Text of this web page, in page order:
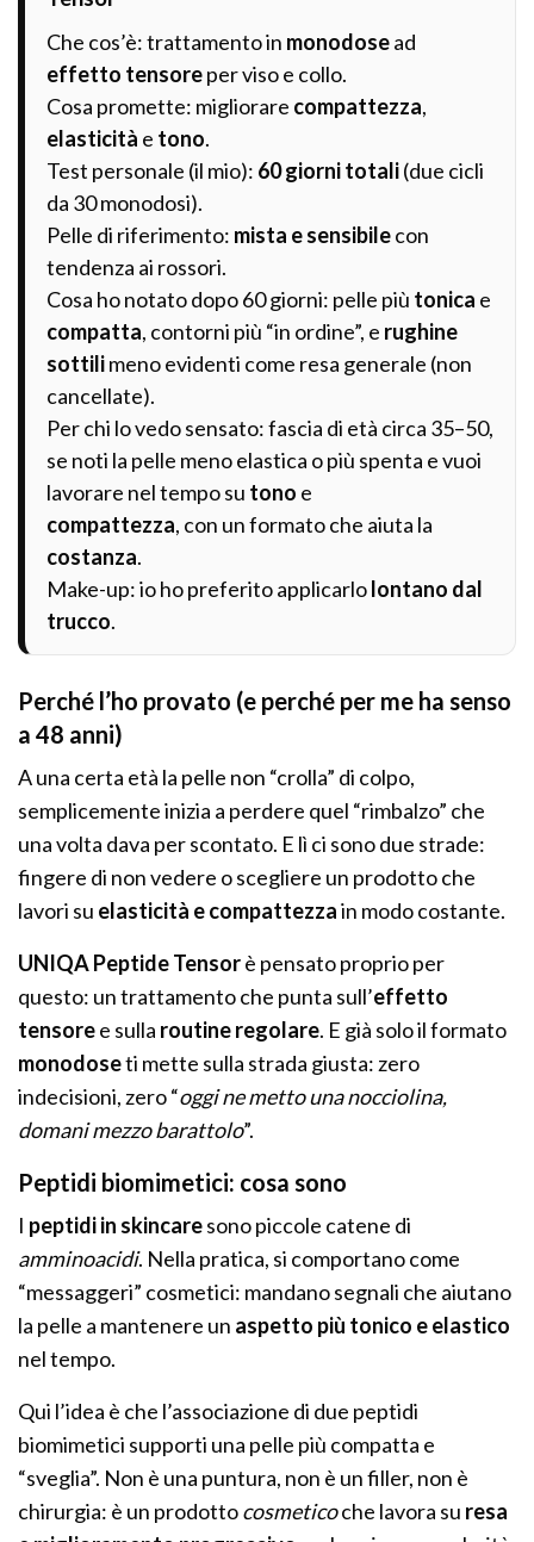
Che cos’è: trattamento in monodosead
effetto tensoreper viso e collo.
Cosa promette: migliorare compattezza,
elasticità e tono.
Test personale (il mio): 60 giorni totali(due cicli
da 30 monodosi).
Pelle di riferimento: mista e sensibilecon
tendenza ai rossori.
Cosa ho notato dopo 60 giorni: pelle più tonica e
compatta, contorni più “in ordine”, e rughine
sottilimeno evidenti come resa generale (non
cancellate).
Per chi lo vedo sensato: fascia di età circa 35–50,
se noti la pelle meno elastica o più spenta e vuoi
lavorare nel tempo su tono e
compattezza, con un formato che aiuta la
costanza.
Make-up: io ho preferito applicarlolontano dal
trucco.
Perché l’ho provato (e perché per me ha senso
a 48 anni)
A una certa età la pelle non “crolla” di colpo,
semplicemente inizia a perdere quel “rimbalzo” che
una volta dava per scontato. E lì ci sono due strade:
fingere di non vedere o scegliere un prodotto che
lavori su elasticità e compattezzain modo costante.
UNIQA Peptide Tensorè pensato proprio per
questo: un trattamento che punta sull’effetto
tensoree sulla routine regolare. E già solo il formato
monodoseti mette sulla strada giusta: zero
indecisioni, zero “oggi ne metto una nocciolina,
domani mezzo barattolo”.
Peptidi biomimetici: cosa sono
I peptidi in skincaresono piccole catene di
amminoacidi. Nella pratica, si comportano come
“messaggeri” cosmetici: mandano segnali che aiutano
la pelle a mantenere un aspetto più tonico e elastico
nel tempo.
Qui l’idea è che l’associazione di due peptidi
biomimetici supporti una pelle più compatta e
“sveglia”. Non è una puntura, non è un filler, non è
chirurgia: è un prodottocosmeticoche lavora su resa